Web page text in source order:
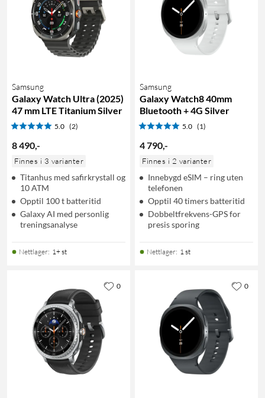
Samsung
Galaxy Watch Ultra (2025)
47 mm LTE Titanium Silver
5.0 (2)
8 490,-
Finnes i 3 varianter
Titanhus med safirkrystall og
10 ATM
Opptil 100 t batteritid
Galaxy AI med personlig
treningsanalyse
Nettlager: 1+ st
Samsung
Galaxy Watch8 40mm
Bluetooth + 4G Silver
5.0 (1)
4 790,-
Finnes i 2 varianter
Innebygd eSIM – ring uten
telefonen
Opptil 40 timers batteritid
Dobbeltfrekvens-GPS for
presis sporing
Nettlager: 1 st
0 0